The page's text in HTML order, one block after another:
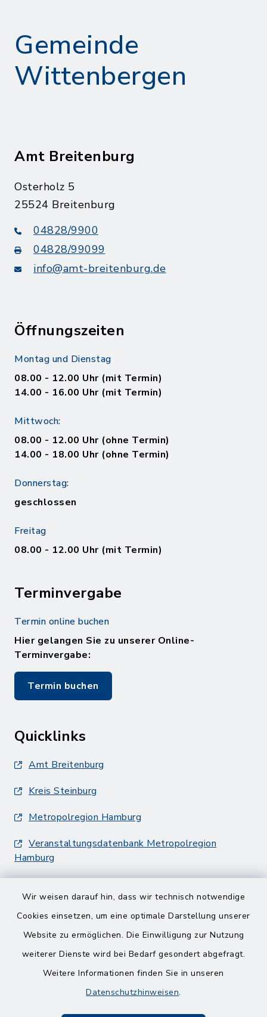
Wir weisen darauf hin, dass wir technisch notwendige
Cookies einsetzen, um eine optimale Darstellung unserer
Website zu ermöglichen. Die Einwilligung zur Nutzung
weiterer Dienste wird bei Bedarf gesondert abgefragt.
Weitere Informationen finden Sie in unseren
Datenschutzhinweisen.
Gemeinde
Wittenbergen
Amt Breitenburg
Osterholz 5
25524 Breitenburg
04828/9900
04828/99099
info@amt-breitenburg.de
Öffnungszeiten
Montag und Dienstag
08.00 - 12.00 Uhr (mit Termin)
14.00 - 16.00 Uhr (mit Termin)
Mittwoch:
08.00 - 12.00 Uhr (ohne Termin)
14.00 - 18.00 Uhr (ohne Termin)
Donnerstag:
geschlossen
Freitag
08.00 - 12.00 Uhr (mit Termin)
Terminvergabe
Termin online buchen
Hier gelangen Sie zu unserer Online-
Terminvergabe:
Termin buchen
Quicklinks
Amt Breitenburg
Kreis Steinburg
Metropolregion Hamburg
Veranstaltungsdatenbank Metropolregion
Hamburg
Barrierefreiheit